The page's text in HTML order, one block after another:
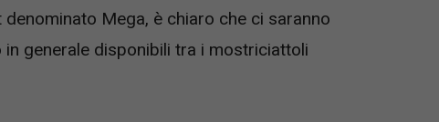
Mega, è chiaro che ci saranno
generale disponibili tra i mostriciattoli